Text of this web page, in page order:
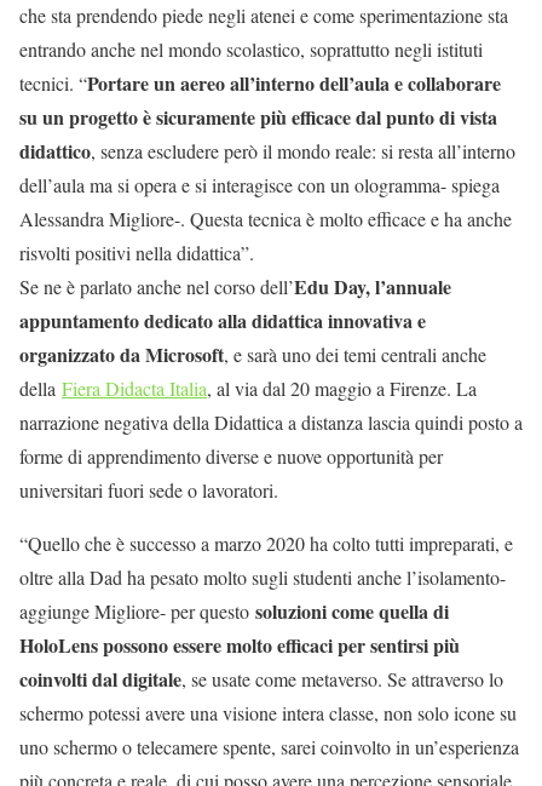
che sta prendendo piede negli atenei e come sperimentazione sta
entrando anche nel mondo scolastico, soprattutto negli istituti
tecnici. “Portare un aereo all’interno dell’aula e collaborare
su un progetto è sicuramente più efficace dal punto di vista
didattico, senza escludere però il mondo reale: si resta all’interno
dell’aula ma si opera e si interagisce con un ologramma- spiega
Alessandra Migliore-. Questa tecnica è molto efficace e ha anche
risvolti positivi nella didattica”.
Se ne è parlato anche nel corso dell’Edu Day, l’annuale
appuntamento dedicato alla didattica innovativa e
organizzato da Microsoft, e sarà uno dei temi centrali anche
della Fiera Didacta Italia, al via dal 20 maggio a Firenze. La
narrazione negativa della Didattica a distanza lascia quindi posto a
forme di apprendimento diverse e nuove opportunità per
universitari fuori sede o lavoratori.
“Quello che è successo a marzo 2020 ha colto tutti impreparati, e
oltre alla Dad ha pesato molto sugli studenti anche l’isolamento-
aggiunge Migliore- per questo soluzioni come quella di
HoloLens possono essere molto efficaci per sentirsi più
coinvolti dal digitale, se usate come metaverso. Se attraverso lo
schermo potessi avere una visione intera classe, non solo icone su
uno schermo o telecamere spente, sarei coinvolto in un’esperienza
più concreta e reale, di cui posso avere una percezione sensoriale